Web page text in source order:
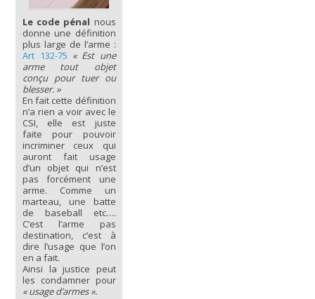
Le code pénal nous
donne une définition
plus large de l’arme :
Art 132-75 « Est une
arme tout objet
conçu pour tuer ou
blesser. »
En fait cette définition
n’a rien a voir avec le
CSI, elle est juste
faite pour pouvoir
incriminer ceux qui
auront fait usage
d’un objet qui n’est
pas forcément une
arme. Comme un
marteau, une batte
de baseball etc….
C’est l’arme pas
destination, c’est à
dire l’usage que l’on
en a fait.
Ainsi la justice peut
les condamner pour
« usage d’armes ».